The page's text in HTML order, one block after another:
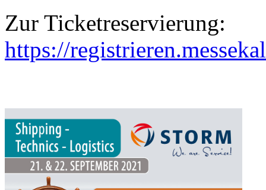
Zur Ticketreservierung:
https://